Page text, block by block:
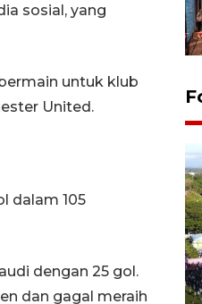
sosial, yang
untuk klub
United.
dalam 105
dengan 25 gol.
dan gagal meraih
KE-78
DI